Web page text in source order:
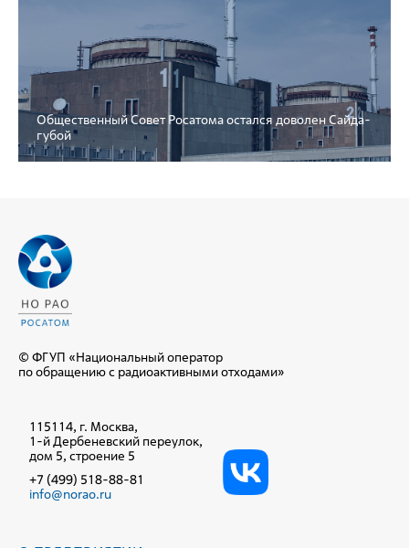
Общественный Совет Росатома остался доволен Сайда-
губой
© ФГУП «Национальный оператор
по обращению с радиоактивными отходами»
115114, г. Москва,
1-й Дербеневский переулок,
дом 5, строение 5
+7 (499) 518-88-81
info@norao.ru